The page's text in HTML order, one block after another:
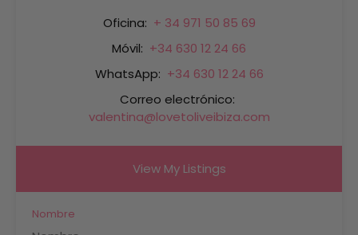
Oficina: + 34 971 50 85 69
Móvil: +34 630 12 24 66
WhatsApp: +34 630 12 24 66
Correo electrónico:
valentina@lovetoliveibiza.com
View My Listings
Nombre